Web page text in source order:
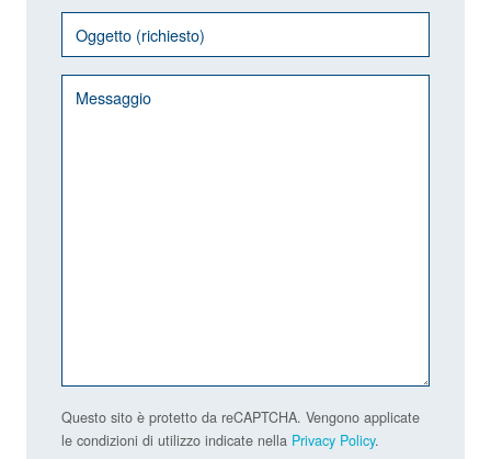
Questo sito è protetto da reCAPTCHA. Vengono applicate
le condizioni di utilizzo indicate nella Privacy Policy.